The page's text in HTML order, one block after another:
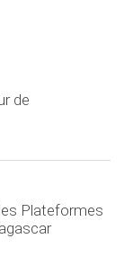
de
Plateformes